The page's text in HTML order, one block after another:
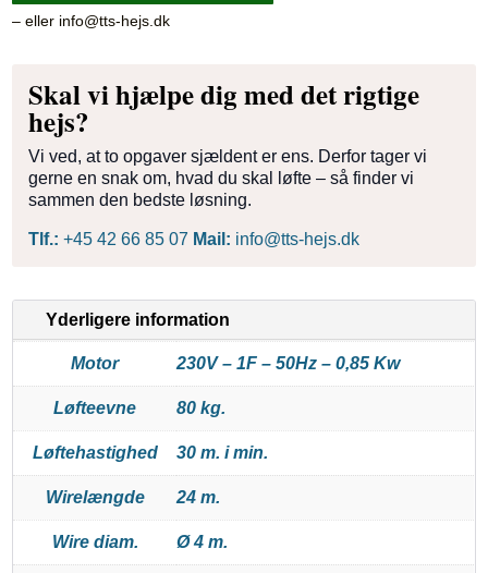
– eller info@tts-hejs.dk
Skal vi hjælpe dig med det rigtige
hejs?
Vi ved, at to opgaver sjældent er ens. Derfor tager vi
gerne en snak om, hvad du skal løfte – så finder vi
sammen den bedste løsning.
Tlf.:+45 42 66 85 07 Mail: info@tts-hejs.dk
Yderligere information
Motor 230V – 1F – 50Hz – 0,85 Kw
Løfteevne 80 kg.
Løftehastighed 30 m. i min.
Wirelængde 24 m.
Wire diam. Ø 4 m.